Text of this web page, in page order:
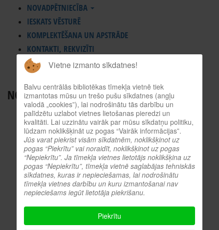
NOVADPĒTNIECĪBA
IESKATS VĒSTURĒ
KOMPLEKTĒŠANA UN APSTRĀDE
KONTAKTI, REKVIZĪTI
BALVU NOVADA BIBLIOTĒKAS
ES INFORMĀCIJAS PUNKTS
NODERĪGI RESURSI
TIEŠSAISTES KATALOGS
KULTŪRVĒSTURES DATUBĀZE
MĒS ESAM POPULĀRI!
ATTĒLI NO PASĀKUMIEM
LNB DIGITĀLĀ BIBLIOTĒKA
KULTŪRA TĪMEKLĪ
VĒRTS IZLASĪT!
PROFESIONĀLIE RESURSI
Vietne izmanto sīkdatnes!
Balvu centrālās bibliotēkas tīmekļa vietnē tiek
izmantotas mūsu un trešo pušu sīkdatnes (angļu
valodā „cookies”), lai nodrošinātu tās darbību un
palīdzētu uzlabot vietnes lietošanas pieredzi un
kvalitāti. Lai uzzinātu vairāk par mūsu sīkdatņu politiku,
lūdzam noklikšķināt uz pogas “Vairāk informācijas”.
Jūs varat piekrist visām sīkdatnēm, noklikšķinot uz
pogas “Piekrītu” vai noraidīt, noklikšķinot uz pogas
“Nepiekrītu”. Ja tīmekļa vietnes lietotājs noklikšķina uz
pogas “Nepiekrītu”, tīmekļa vietnē saglabājas tehniskās
sīkdatnes, kuras ir nepieciešamas, lai nodrošinātu
tīmekļa vietnes darbību un kuru izmantošanai nav
nepieciešams iegūt lietotāja piekrišanu.
Piekrītu